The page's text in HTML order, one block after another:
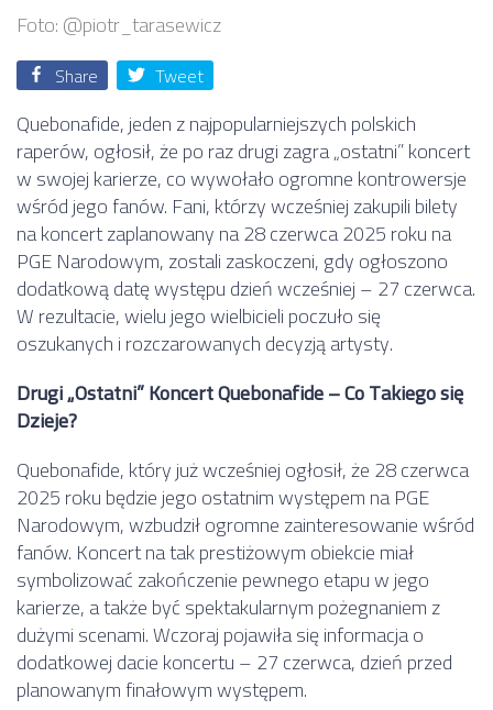
Foto: @piotr_tarasewicz
Share Tweet
Quebonafide, jeden z najpopularniejszych polskich
raperów, ogłosił, że po raz drugi zagra „ostatni” koncert
w swojej karierze, co wywołało ogromne kontrowersje
wśród jego fanów. Fani, którzy wcześniej zakupili bilety
na koncert zaplanowany na 28 czerwca 2025 roku na
PGE Narodowym, zostali zaskoczeni, gdy ogłoszono
dodatkową datę występu dzień wcześniej – 27 czerwca.
W rezultacie, wielu jego wielbicieli poczuło się
oszukanych i rozczarowanych decyzją artysty.
Drugi „Ostatni” Koncert Quebonafide – Co Takiego się
Dzieje?
Quebonafide, który już wcześniej ogłosił, że 28 czerwca
2025 roku będzie jego ostatnim występem na PGE
Narodowym, wzbudził ogromne zainteresowanie wśród
fanów. Koncert na tak prestiżowym obiekcie miał
symbolizować zakończenie pewnego etapu w jego
karierze, a także być spektakularnym pożegnaniem z
dużymi scenami. Wczoraj pojawiła się informacja o
dodatkowej dacie koncertu – 27 czerwca, dzień przed
planowanym finałowym występem.